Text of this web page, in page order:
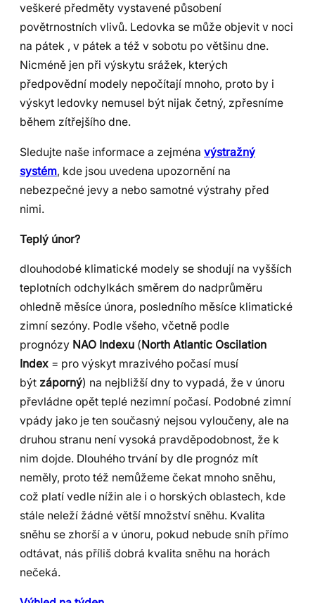
veškeré předměty vystavené působení
povětrnostních vlivů. Ledovka se může objevit v noci
na pátek , v pátek a též v sobotu po většinu dne.
Nicméně jen při výskytu srážek, kterých
předpovědní modely nepočítají mnoho, proto by i
výskyt ledovky nemusel být nijak četný, zpřesníme
během zítřejšího dne.
Sledujte naše informace a zejména výstražný
systém, kde jsou uvedena upozornění na
nebezpečné jevy a nebo samotné výstrahy před
nimi.
Teplý únor?
dlouhodobé klimatické modely se shodují na vyšších
teplotních odchylkách směrem do nadprůměru
ohledně měsíce února, posledního měsíce klimatické
zimní sezóny. Podle všeho, včetně podle
prognózy NAO Indexu ( North Atlantic Oscilation
Index = pro výskyt mrazivého počasí musí
být záporný) na nejbližší dny to vypadá, že v únoru
převládne opět teplé nezimní počasí. Podobné zimní
vpády jako je ten současný nejsou vyloučeny, ale na
druhou stranu není vysoká pravděpodobnost, že k
nim dojde. Dlouhého trvání by dle prognóz mít
neměly, proto též nemůžeme čekat mnoho sněhu,
což platí vedle nížin ale i o horských oblastech, kde
stále neleží žádné větší množství sněhu. Kvalita
sněhu se zhorší a v únoru, pokud nebude sníh přímo
odtávat, nás příliš dobrá kvalita sněhu na horách
nečeká.